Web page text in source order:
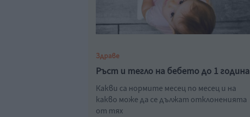
Здраве
Ръст и тегло на бебето до 1 година
Какви са нормите месец по месец и на
какво може да се дължат отклоненията
от тях